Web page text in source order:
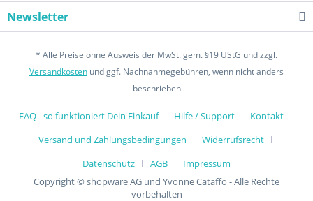
Newsletter
* Alle Preise ohne Ausweis der MwSt. gem. §19 UStG und zzgl.
Versandkosten und ggf. Nachnahmegebühren, wenn nicht anders
beschrieben
FAQ - so funktioniert Dein Einkauf Hilfe / Support
Kontakt
Versand und Zahlungsbedingungen
Widerrufsrecht
Datenschutz
AGB
Impressum
Copyright © shopware AG und Yvonne Cataffo - Alle Rechte
vorbehalten